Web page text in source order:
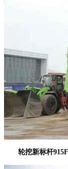
轮挖新标杆